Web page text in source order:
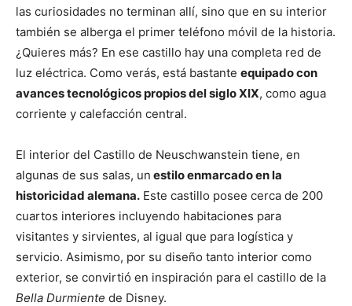
las curiosidades no terminan allí, sino que en su interior
también se alberga el primer teléfono móvil de la historia.
¿Quieres más? En ese castillo hay una completa red de
luz eléctrica. Como verás, está bastante equipado con
avances tecnológicos propios del siglo XIX, como agua
corriente y calefacción central.
El interior del Castillo de Neuschwanstein tiene, en
algunas de sus salas, un estilo enmarcado en la
historicidad alemana. Este castillo posee cerca de 200
cuartos interiores incluyendo habitaciones para
visitantes y sirvientes, al igual que para logística y
servicio. Asimismo, por su diseño tanto interior como
exterior, se convirtió en inspiración para el castillo de la
Bella Durmiente de Disney.